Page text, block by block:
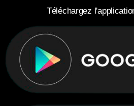
Téléchargez